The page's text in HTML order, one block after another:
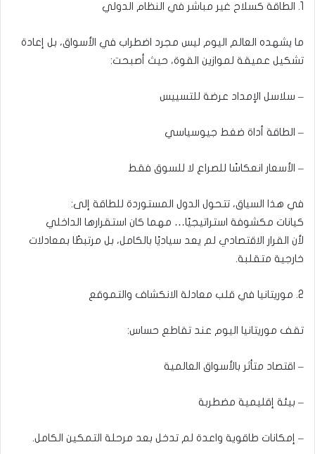
1. الطاقة كسلاح غير مباشر في النظام الدولي
ما يشهده العالم اليوم ليس مجرد اضطراب في الأسواق، بل إعادة
تشكيل عميقة لموازين القوة، حيث أصبحت:
– سلاسل الإمداد عرضة للتسييس
– الطاقة أداة ضغط جيوسياسي
– الأسعار انعكاسًا للصراع لا للسوق فقط
في هذا السياق، تتحول الدول المستوردة للطاقة إلى:
كيانات مكشوفة استراتيجيًا… مهما كان استقرارها الداخلي
لأن القرار الاقتصادي لم يعد سياديًا بالكامل، بل مرتبطًا بمعادلات
خارجية متقلبة.
2. موريتانيا في قلب معادلة الانكشاف والتموقع
تقف موريتانيا اليوم عند تقاطع حساس:
– اقتصاد متأثر بالأسواق العالمية
– بيئة إقليمية مضطربة
– إمكانات طاقوية واعدة لم تدخل بعد مرحلة التمكين الكامل.